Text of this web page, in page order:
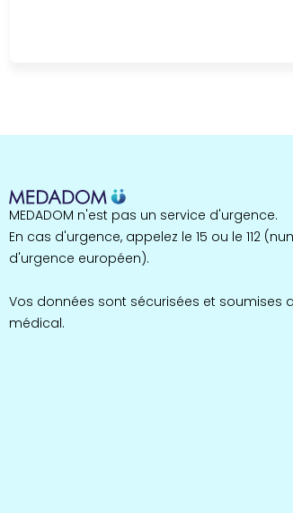
MEDADOM n'est pas un service d'urgence.
En cas d'urgence, appelez le 15 ou le 112
d'urgence européen).
Vos données sont sécurisées et soumises
médical.